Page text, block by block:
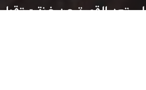
لم تعد القصة عن غزة - تقول